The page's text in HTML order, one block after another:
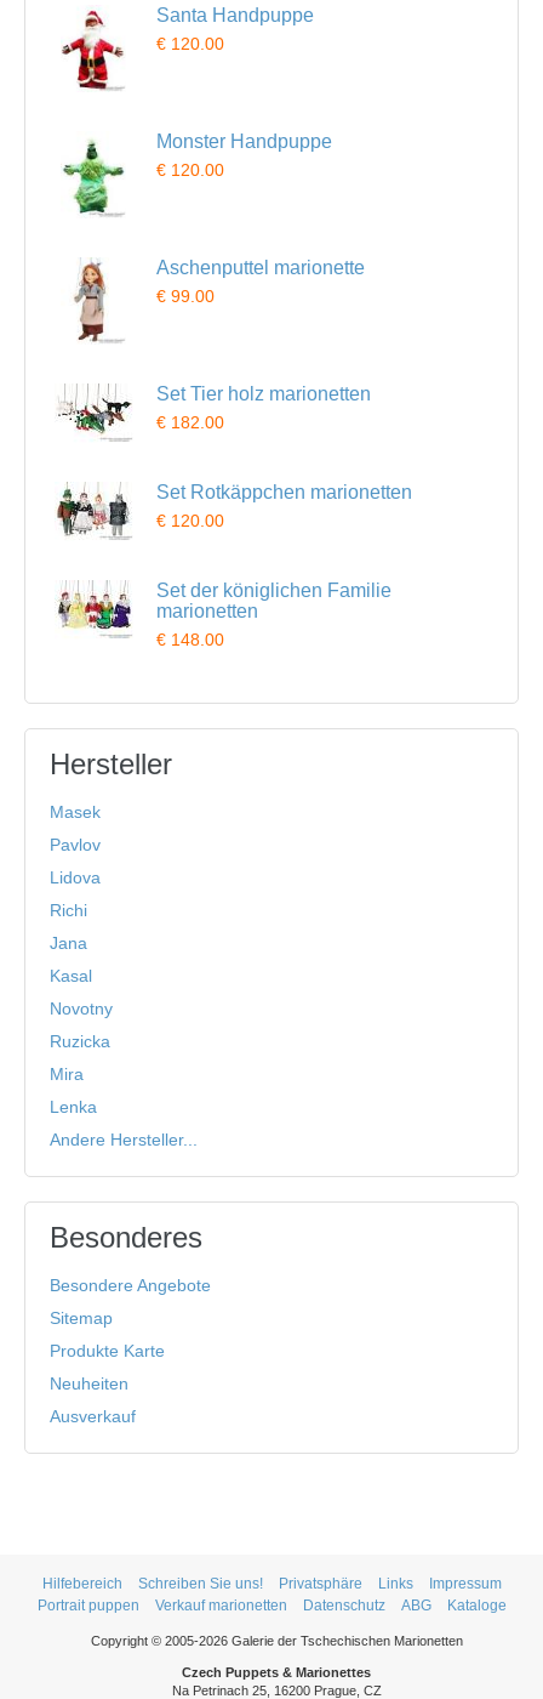
Santa Handpuppe
€ 120.00
Monster Handpuppe
€ 120.00
Aschenputtel marionette
€ 99.00
Set Tier holz marionetten
€ 182.00
Set Rotkäppchen marionetten
€ 120.00
Set der königlichen Familie
marionetten
€ 148.00
Hersteller
Masek
Pavlov
Lidova
Richi
Jana
Kasal
Novotny
Ruzicka
Mira
Lenka
Andere Hersteller...
Besonderes
Besondere Angebote
Sitemap
Produkte Karte
Neuheiten
Ausverkauf
Hilfebereich Schreiben Sie uns! Privatsphäre Links
Impressum
Portrait puppen
Verkauf marionetten Datenschutz ABG Kataloge
Copyright © 2005-2026 Galerie der Tschechischen Marionetten
Czech Puppets & Marionettes
Na Petrinach 25, 16200 Prague, CZ